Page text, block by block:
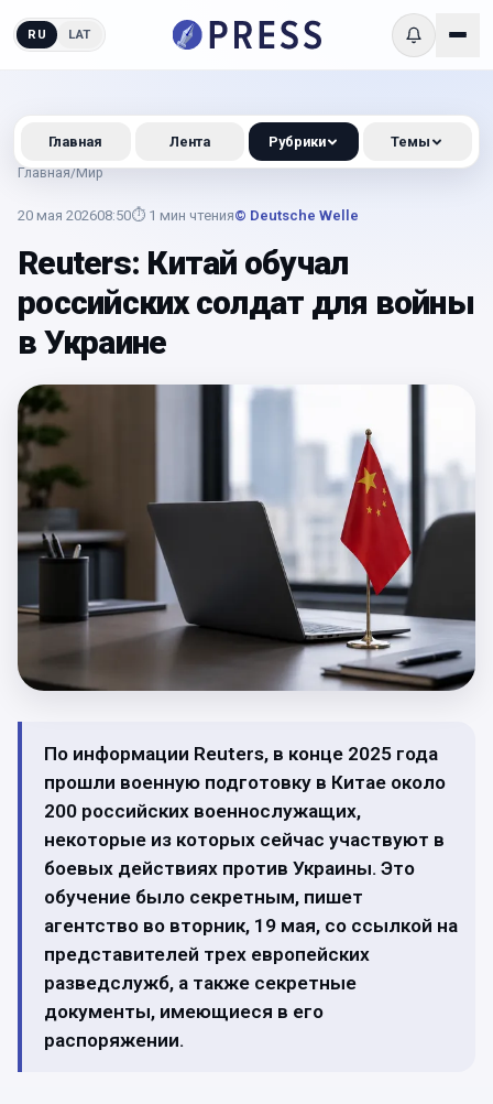
RU LAT
Главная/Мир
20 мая 202608:50⏱ 1 мин чтения© Deutsche Welle
Reuters: Китай обучал
российских солдат для войны
в Украине
По информации Reuters, в конце 2025 года
прошли военную подготовку в Китае около
200 российских военнослужащих,
некоторые из которых сейчас участвуют в
боевых действиях против Украины. Это
обучение было секретным, пишет
агентство во вторник, 19 мая, со ссылкой на
представителей трех европейских
разведслужб, а также секретные
документы, имеющиеся в его
распоряжении.
Главная Лента Рубрики Темы